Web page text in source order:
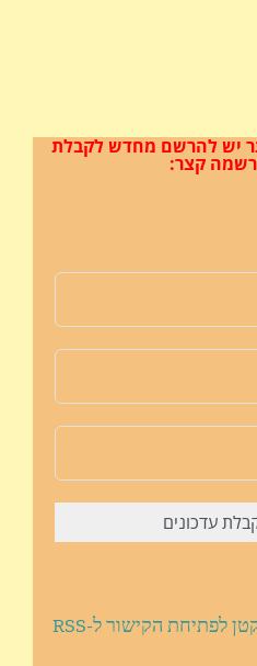
יש להרשם מחדש לקבלת
קצר:
לחצו על הסמל הכתום הקטן לפתיחת הקישור ל-RSS